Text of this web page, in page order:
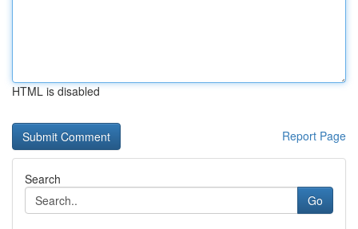
HTML is disabled
Report Page
Search
Go